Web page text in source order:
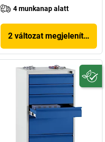
4 munkanap alatt
2 változat megjelenítése